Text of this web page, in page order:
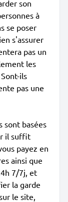
son
à
se poser
s'assurer
pas un
les
ils
pas une
sont basées
il suffit
payez en
ainsi que
7/7j, et
la garde
le site,